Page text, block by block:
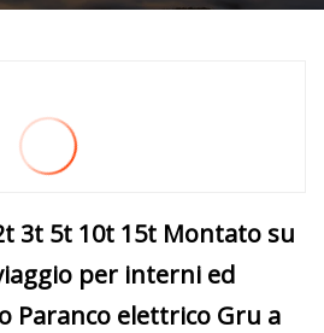
3t 5t 10t 15t Montato su
per interni ed
Paranco elettrico Gru a